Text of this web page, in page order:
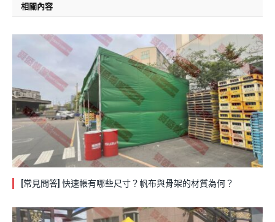
相關內容
[常見問答] 快速帳有哪些尺寸？帆布與骨架的材質為何？